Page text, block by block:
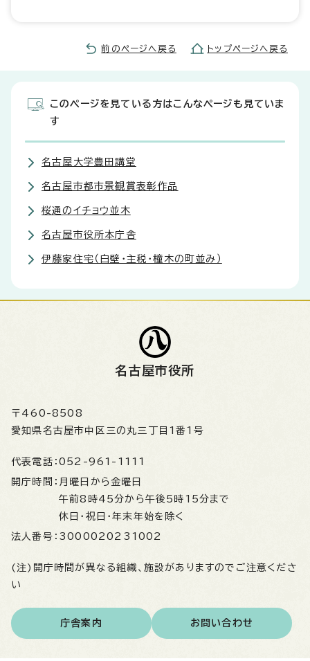
前のページへ戻る トップページへ戻る
このページを見ている方はこんなページも見ていま
す
名古屋大学豊田講堂
名古屋市都市景観賞表彰作品
桜通のイチョウ並木
名古屋市役所本庁舎
伊藤家住宅（白壁・主税・橦木の町並み）
名古屋市役所
〒460-8508
愛知県名古屋市中区三の丸三丁目1番1号
代表電話： 052-961-1111
開庁時間： 月曜日から金曜日
午前8時45分から午後5時15分まで
休日・祝日・年末年始を除く
法人番号： 3000020231002
(注)開庁時間が異なる組織、施設がありますのでご注意くださ
い
庁舎案内 お問い合わせ